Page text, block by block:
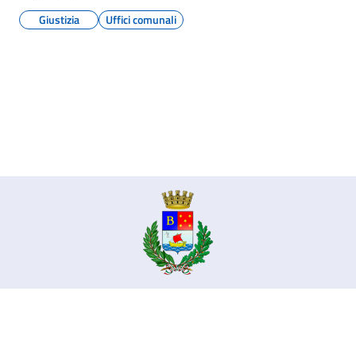
Giustizia Uffici comunali